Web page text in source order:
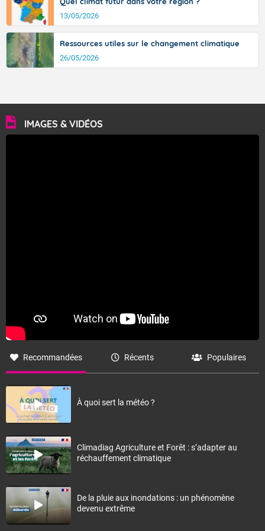
13/05/2026
Ressources utiles sur le changement climatique
26/05/2026
IMAGES & VIDÉOS
Recommandées Récents Populaires
À quoi sert la météo ?
Climadiag Agriculture et Forêt : s’adapter au
réchauffement climatique
De la pluie aux inondations : un phénomène
devenu extrême